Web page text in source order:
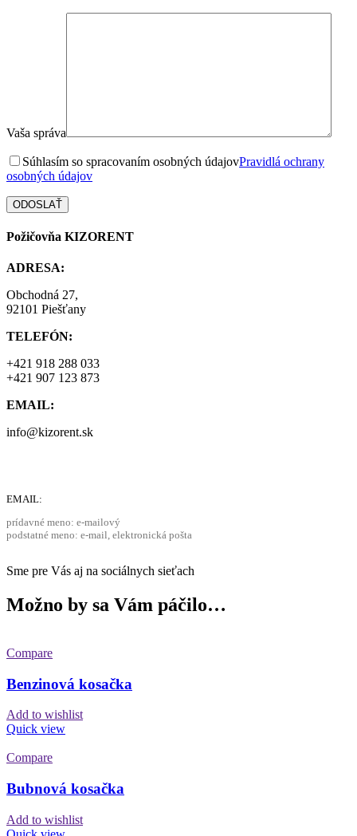
Vaša správa
Súhlasím so spracovaním osobných údajovPravidlá ochrany
osobných údajov
Požičovňa KIZORENT
ADRESA:
Obchodná 27,
92101 Piešťany
TELEFÓN:
+421 918 288 033
+421 907 123 873
EMAIL:
info@kizorent.sk
EMAIL:
prídavné meno: e-mailový
podstatné meno: e-mail, elektronická pošta
Sme pre Vás aj na sociálnych sieťach
Možno by sa Vám páčilo…
Compare
Benzinová kosačka
Add to wishlist
Quick view
Compare
Bubnová kosačka
Add to wishlist